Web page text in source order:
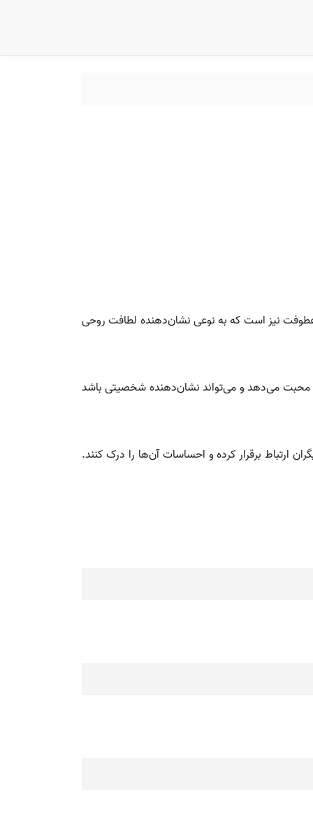
نیز است که به نوعی نشان‌دهنده لطافت روحی
محبت می‌دهد و می‌تواند نشان‌دهنده شخصیتی باشد
ارتباط برقرار کرده و احساسات آن‌ها را درک کنند.